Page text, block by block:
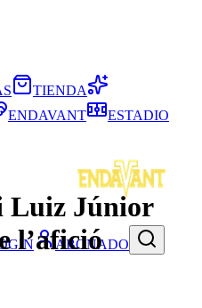
ABONADO
TIENDA
ENDAVANT ESTADIO
Luiz Júnior
l’afició